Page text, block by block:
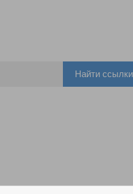
Найти ссылки